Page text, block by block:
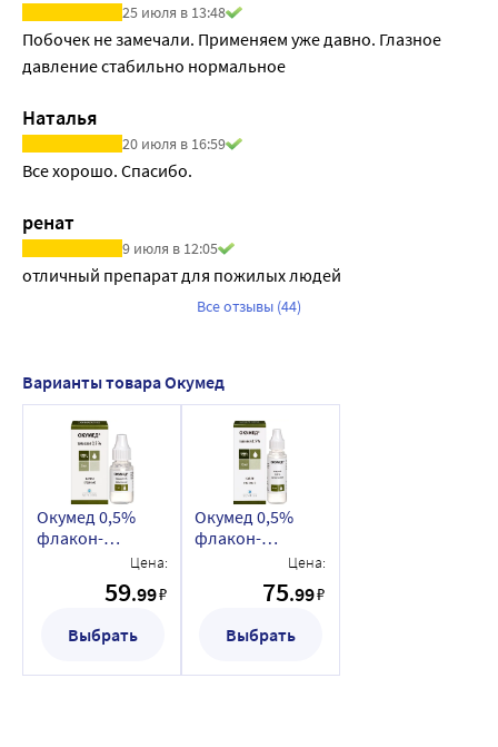
25 июля в 13:48
Побочек не замечали. Применяем уже давно. Глазное
давление стабильно нормальное
Наталья
20 июля в 16:59
Все хорошо. Спасибо.
ренат
9 июля в 12:05
отличный препарат для пожилых людей
Все отзывы (44)
Варианты товара Окумед
Окумед 0,5%
флакон-
капли глазные 5
Цена:
59.99₽
Выбрать
Окумед 0,5%
флакон-
капли глазные
Цена:
75.99₽
Выбрать